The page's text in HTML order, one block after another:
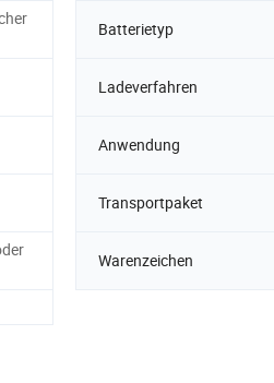
Batterietyp
Ladeverfahren
Anwendung
Transportpaket
Warenzeichen